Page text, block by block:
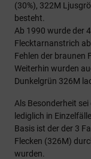
(30%), 322M
besteht.
Ab 1990 wurde der
Flecktarnanstrich
Fehlen der braunen
Weiterhin wurden
Dunkelgrün 326M
Als Besonderheit
lediglich in
Basis ist der der 3
Flecken (326M)
wurden.